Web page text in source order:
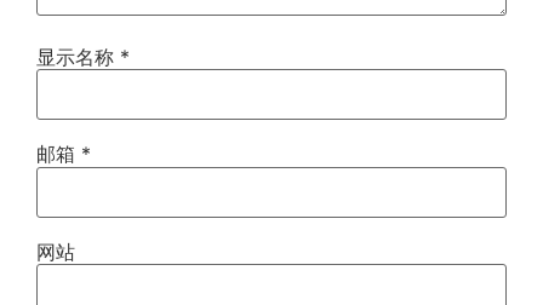
显示名称 *
邮箱 *
网站